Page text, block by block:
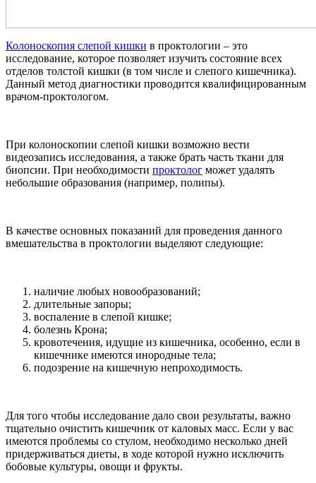
Колоноскопия слепой кишки в проктологии – это
исследование, которое позволяет изучить состояние всех
отделов толстой кишки (в том числе и слепого кишечника).
Данный метод диагностики проводится квалифицированным
врачом-проктологом.
При колоноскопии слепой кишки возможно вести
видеозапись исследования, а также брать часть ткани для
биопсии. При необходимости проктолог может удалять
небольшие образования (например, полипы).
В качестве основных показаний для проведения данного
вмешательства в проктологии выделяют следующие:
наличие любых новообразований;
длительные запоры;
воспаление в слепой кишке;
болезнь Крона;
кровотечения, идущие из кишечника, особенно, если в
кишечнике имеются инородные тела;
подозрение на кишечную непроходимость.
Для того чтобы исследование дало свои результаты, важно
тщательно очистить кишечник от каловых масс. Если у вас
имеются проблемы со стулом, необходимо несколько дней
придерживаться диеты, в ходе которой нужно исключить
бобовые культуры, овощи и фрукты.